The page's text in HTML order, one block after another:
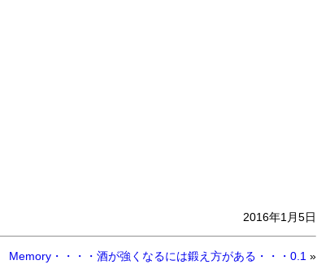
2016年1月5日
Memory・・・・酒が強くなるには鍛え方がある・・・0.1 »